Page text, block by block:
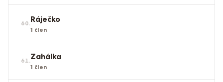
60.Ráječko
1 člen
61.Zahálka
1 člen